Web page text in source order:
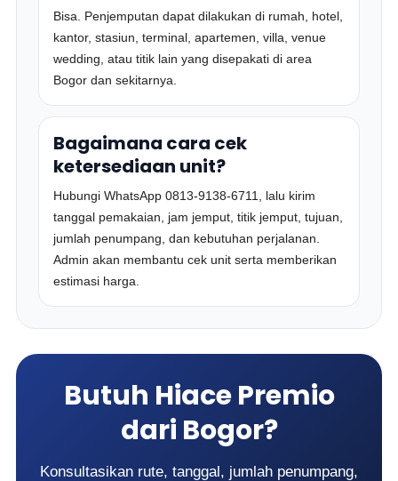
Bisa. Penjemputan dapat dilakukan di rumah, hotel,
kantor, stasiun, terminal, apartemen, villa, venue
wedding, atau titik lain yang disepakati di area
Bogor dan sekitarnya.
Bagaimana cara cek
ketersediaan unit?
Hubungi WhatsApp 0813-9138-6711, lalu kirim
tanggal pemakaian, jam jemput, titik jemput, tujuan,
jumlah penumpang, dan kebutuhan perjalanan.
Admin akan membantu cek unit serta memberikan
estimasi harga.
Butuh Hiace Premio
dari Bogor?
Konsultasikan rute, tanggal, jumlah penumpang,